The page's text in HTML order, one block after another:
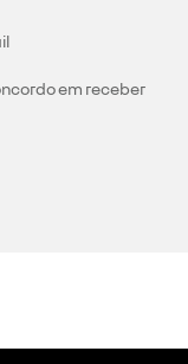
em receber